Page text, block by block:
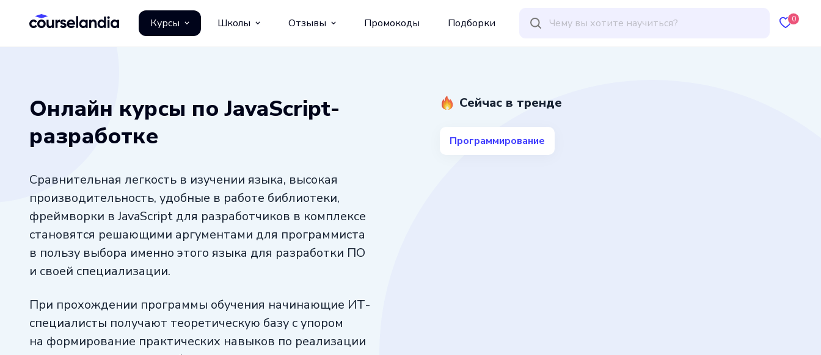
Курсы Школы Отзывы Промокоды Подборки 0
Онлайн курсы по JavaScript-
разработке
Сравнительная легкость в изучении языка, высокая
производительность, удобные в работе библиотеки,
фреймворки в JavaScript для разработчиков в комплексе
становятся решающими аргументами для программиста
в пользу выбора именно этого языка для разработки ПО
и своей специализации.
При прохождении программы обучения начинающие ИТ-
специалисты получают теоретическую базу с упором
на формирование практических навыков по реализации
Сейчас в тренде
Программирование